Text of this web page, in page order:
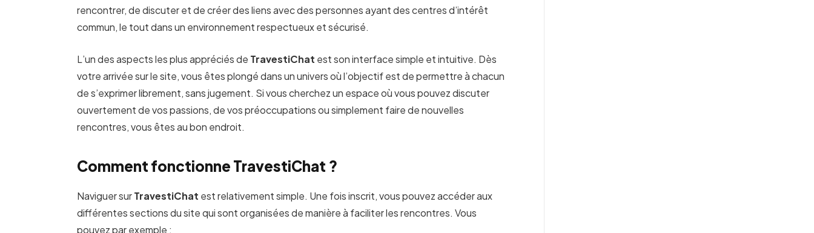
rencontrer, de discuter et de créer des liens avec des personnes ayant des centres d’intérêt
commun, le tout dans un environnement respectueux et sécurisé.
L’un des aspects les plus appréciés de TravestiChat est son interface simple et intuitive. Dès
votre arrivée sur le site, vous êtes plongé dans un univers où l’objectif est de permettre à chacun
de s’exprimer librement, sans jugement. Si vous cherchez un espace où vous pouvez discuter
ouvertement de vos passions, de vos préoccupations ou simplement faire de nouvelles
rencontres, vous êtes au bon endroit.
Comment fonctionne TravestiChat ?
Naviguer surTravestiChat est relativement simple. Une fois inscrit, vous pouvez accéder aux
différentes sections du site qui sont organisées de manière à faciliter les rencontres. Vous
pouvez par exemple :